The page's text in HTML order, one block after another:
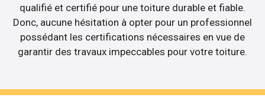
qualifié et certifié pour une toiture durable et fiable.
Donc, aucune hésitation à opter pour un professionnel
possédant les certifications nécessaires en vue de
garantir des travaux impeccables pour votre toiture.